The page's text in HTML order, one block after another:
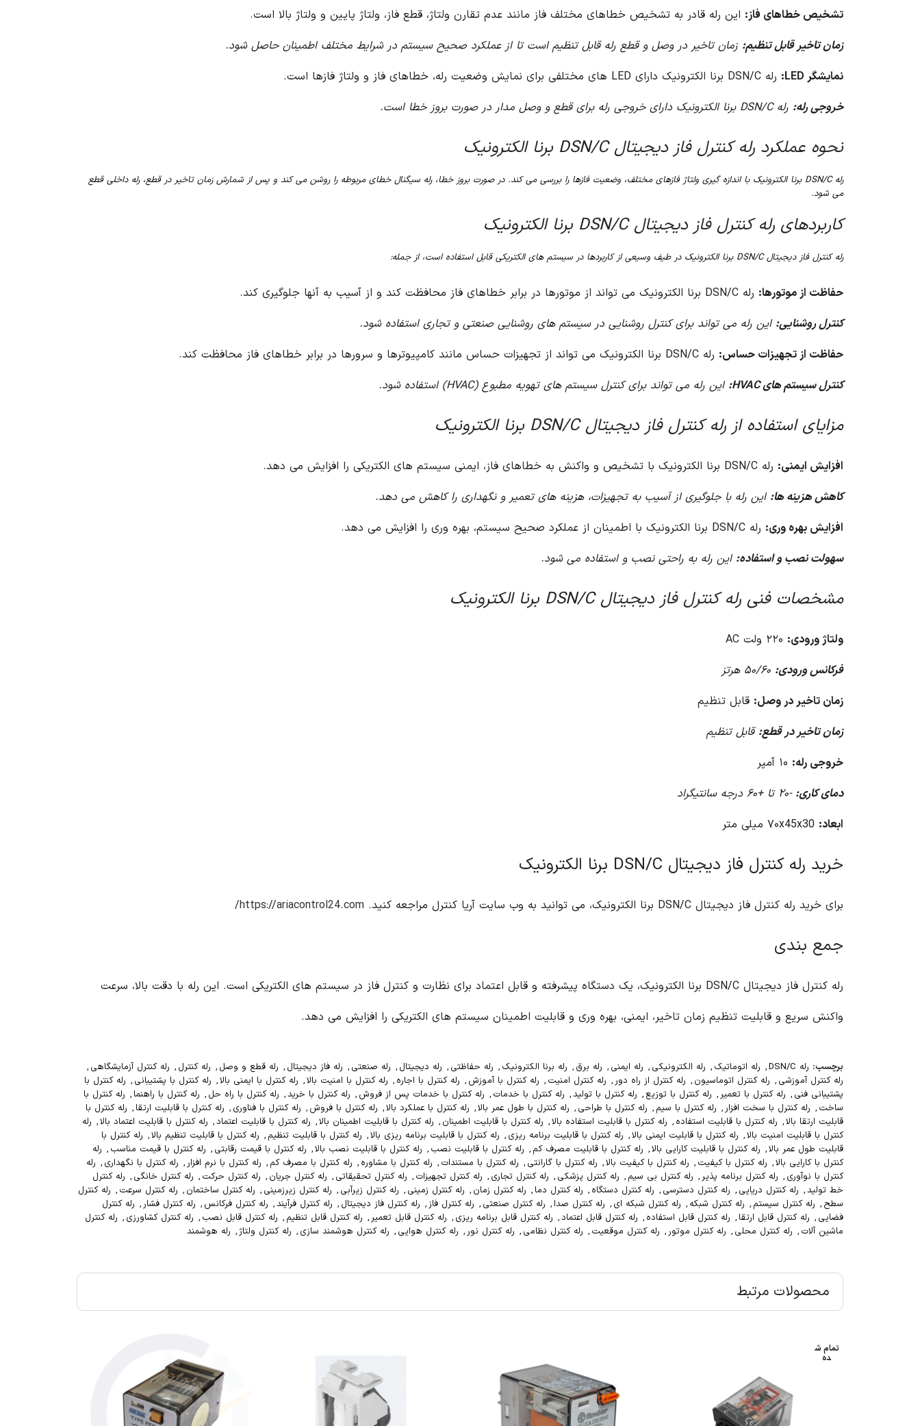
تشخیص خطاهای فاز: این رله قادر به تشخیص خطاهای مختلف فاز مانند عدم تقارن ولتاژ، قطع فاز، ولتاژ پایین و ولتاژ بالا است.
زمان تاخیر قابل تنظیم: زمان تاخیر در وصل و قطع رله قابل تنظیم است تا از عملکرد صحیح سیستم در شرایط مختلف اطمینان حاصل شود.
نمایشگر LED:
رله DSN/C برنا الکترونیک دارای LED های مختلفی برای نمایش وضعیت رله، خطاهای فاز و ولتاژ فازها است.
خروجی رله: رله DSN/C برنا الکترونیک دارای خروجی رله برای قطع و وصل مدار در صورت بروز خطا است.
نحوه عملکرد رله کنترل فاز دیجیتال DSN/C برنا الکترونیک
رله DSN/C برنا الکترونیک با اندازه گیری ولتاژ فازهای مختلف، وضعیت فازها را بررسی می کند. در صورت بروز خطا، رله سیگنال خطای مربوطه را روشن می کند و پس از شمارش زمان تاخیر در قطع، رله داخلی قطع
می شود.
کاربردهای رله کنترل فاز دیجیتال DSN/C برنا الکترونیک
رله کنترل فاز دیجیتال DSN/C برنا الکترونیک در طیف وسیعی از کاربردها در سیستم های الکتریکی قابل استفاده است، از جمله:
حفاظت از موتورها: رله DSN/C برنا الکترونیک می تواند از موتورها در برابر خطاهای فاز محافظت کند و از آسیب به آنها جلوگیری کند.
کنترل روشنایی: این رله می تواند برای کنترل روشنایی در سیستم های روشنایی صنعتی و تجاری استفاده شود.
حفاظت از تجهیزات حساس: رله DSN/C برنا الکترونیک می تواند از تجهیزات حساس مانند کامپیوترها و سرورها در برابر خطاهای فاز محافظت کند.
کنترل سیستم های HVAC:
این رله می تواند برای کنترل سیستم های تهویه مطبوع (HVAC) استفاده شود.
مزایای استفاده از رله کنترل فاز دیجیتال DSN/C برنا الکترونیک
افزایش ایمنی: رله DSN/C برنا الکترونیک با تشخیص و واکنش به خطاهای فاز، ایمنی سیستم های الکتریکی را افزایش می دهد.
کاهش هزینه ها: این رله با جلوگیری از آسیب به تجهیزات، هزینه های تعمیر و نگهداری را کاهش می دهد.
افزایش بهره وری: رله DSN/C برنا الکترونیک با اطمینان از عملکرد صحیح سیستم، بهره وری را افزایش می دهد.
سهولت نصب و استفاده: این رله به راحتی نصب و استفاده می شود.
مشخصات فنی رله کنترل فاز دیجیتال DSN/C برنا الکترونیک
ولتاژ ورودی:
فرکانس ورودی:
زمان تاخیر در وصل: قابل تنظیم
زمان تاخیر در قطع: قابل تنظیم
خروجی رله:
دمای کاری: -۲۰ تا +۶۰ درجه سانتیگراد
ابعاد:
خرید رله کنترل فاز دیجیتال DSN/C برنا الکترونیک
برای خرید رله کنترل فاز دیجیتال DSN/C برنا الکترونیک، می توانید به وب سایت آریا کنترل مراجعه کنید. https://ariacontrol24.com/
جمع بندی
رله کنترل فاز دیجیتال DSN/C برنا الکترونیک، یک دستگاه پیشرفته و قابل اعتماد برای نظارت و کنترل فاز در سیستم های الکتریکی است. این رله با دقت بالا، سرعت
واکنش سریع و قابلیت تنظیم زمان تاخیر، ایمنی، بهره وری و قابلیت اطمینان سیستم های الکتریکی را افزایش می دهد.
برچسب: رله DSN/C , رله اتوماتیک , رله الکترونیکی , رله ایمنی , رله برق , رله برنا الکترونیک , رله حفاظتی , رله دیجیتال , رله صنعتی , رله فاز دیجیتال , رله قطع و وصل , رله کنترل , رله کنترل آزمایشگاهی ,
رله کنترل آموزشی , رله کنترل اتوماسیون , رله کنترل از راه دور , رله کنترل امنیت , رله کنترل با آموزش , رله کنترل با اجاره , رله کنترل با امنیت بالا, رله کنترل با ایمنی بالا, رله کنترل با پشتیبانی , رله کنترل با
پشتیبانی فنی , رله کنترل با تعمیر , رله کنترل با توزیع , رله کنترل با تولید, رله کنترل با خدمات , رله کنترل با خدمات پس از فروش , رله کنترل با خرید, رله کنترل با راه حل , رله کنترل با راهنما , رله کنترل با
ساخت , رله کنترل با سخت افزار , رله کنترل با سیم , رله کنترل با طراحی , رله کنترل با طول عمر بالا, رله کنترل با عملکرد بالا, رله کنترل با فروش , رله کنترل با فناوری , رله کنترل با قابلیت ارتقا , رله کنترل با
قابلیت ارتقا بالا, رله کنترل با قابلیت استفاده , رله کنترل با قابلیت استفاده بالا, رله کنترل با قابلیت اطمینان , رله کنترل با قابلیت اطمینان بالا, رله کنترل با قابلیت اعتماد, رله کنترل با قابلیت اعتماد بالا, رله
کنترل با قابلیت امنیت بالا, رله کنترل با قابلیت ایمنی بالا, رله کنترل با قابلیت برنامه ریزی , رله کنترل با قابلیت برنامه ریزی بالا, رله کنترل با قابلیت تنظیم , رله کنترل با قابلیت تنظیم بالا, رله کنترل با
قابلیت طول عمر بالا, رله کنترل با قابلیت کارایی بالا, رله کنترل با قابلیت مصرف کم , رله کنترل با قابلیت نصب , رله کنترل با قابلیت نصب بالا, رله کنترل با قیمت رقابتی , رله کنترل با قیمت مناسب , رله
کنترل با کارایی بالا, رله کنترل با کیفیت , رله کنترل با کیفیت بالا, رله کنترل با گارانتی , رله کنترل با مستندات , رله کنترل با مشاوره , رله کنترل با مصرف کم , رله کنترل با نرم افزار , رله کنترل با نگهداری , رله
کنترل با نوآوری , رله کنترل برنامه پذیر , رله کنترل بی سیم , رله کنترل پزشکی , رله کنترل تجاری , رله کنترل تجهیزات , رله کنترل تحقیقاتی , رله کنترل جریان , رله کنترل حرکت , رله کنترل خانگی , رله کنترل
خط تولید, رله کنترل دریایی , رله کنترل دسترسی , رله کنترل دستگاه , رله کنترل دما , رله کنترل زمان , رله کنترل زمینی , رله کنترل زیرآبی , رله کنترل زیرزمینی , رله کنترل ساختمان , رله کنترل سرعت , رله کنترل
سطح , رله کنترل سیستم , رله کنترل شبکه , رله کنترل شبکه ای , رله کنترل صدا , رله کنترل صنعتی , رله کنترل فاز , رله کنترل فاز دیجیتال , رله کنترل فرآیند, رله کنترل فرکانس , رله کنترل فشار , رله کنترل
فضایی , رله کنترل قابل ارتقا , رله کنترل قابل استفاده , رله کنترل قابل اعتماد, رله کنترل قابل برنامه ریزی , رله کنترل قابل تعمیر , رله کنترل قابل تنظیم , رله کنترل قابل نصب , رله کنترل کشاورزی , رله کنترل
ماشین آلات , رله کنترل محلی , رله کنترل موتور , رله کنترل موقعیت , رله کنترل نظامی , رله کنترل نور , رله کنترل هوایی , رله کنترل هوشمند سازی , رله کنترل ولتاژ , رله هوشمند
محصولات مرتبط
تمام ش
ده